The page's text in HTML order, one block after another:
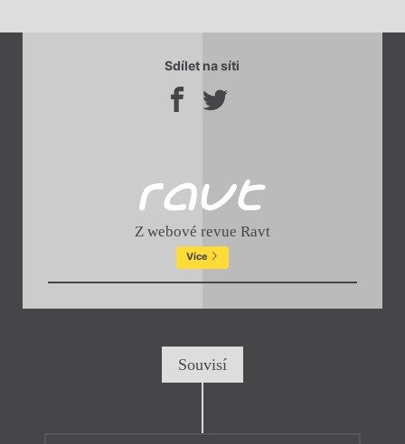
Sdílet na síti
Z webové revue Ravt
Více
Souvisí